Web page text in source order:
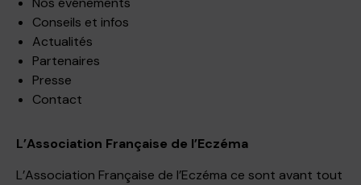
Conseils et infos
Actualités
Partenaires
Presse
Contact
L’Association Française de l’Eczéma
L’Association Française de l’Eczéma ce sont avant tout